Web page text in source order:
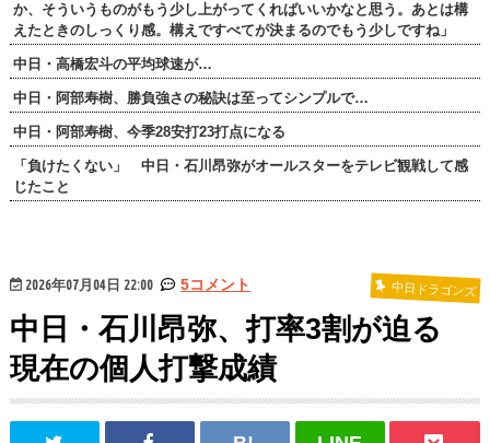
か、そういうものがもう少し上がってくればいいかなと思う。あとは構
えたときのしっくり感。構えですべてが決まるのでもう少しですね」
中日・高橋宏斗の平均球速が…
中日・阿部寿樹、勝負強さの秘訣は至ってシンプルで…
中日・阿部寿樹、今季28安打23打点になる
「負けたくない」 中日・石川昂弥がオールスターをテレビ観戦して感
じたこと
2026年07月04日 22:00 5コメント 中日ドラゴンズ
中日・石川昂弥、打率3割が迫る
現在の個人打撃成績